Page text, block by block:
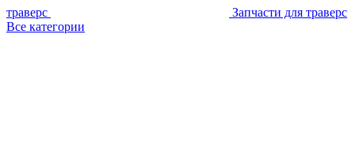
траверс
Запчасти для траверс
Все категории